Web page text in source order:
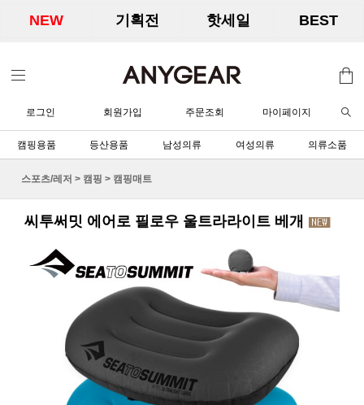
NEW 기획전 핫세일 BEST
로그인 회원가입 주문조회 마이페이지
캠핑용품 등산용품 남성의류 여성의류 의류소품
스포츠/레저 > 캠핑 > 캠핑매트
씨투써밋 에어로 필로우 울트라라이트 베개